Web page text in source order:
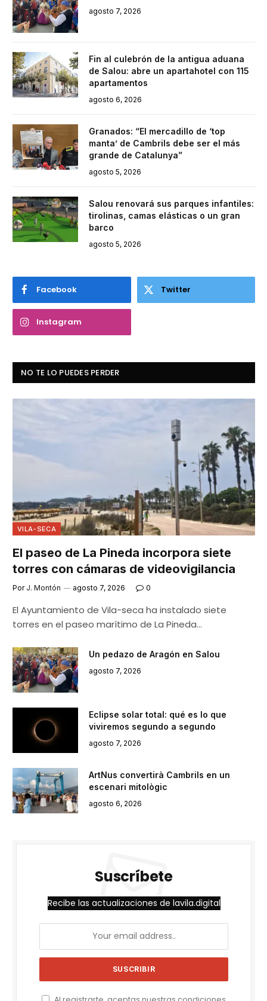
agosto 7, 2026
Fin al culebrón de la antigua aduana
de Salou: abre un apartahotel con 115
apartamentos
agosto 6, 2026
Granados: “El mercadillo de ‘top
manta’ de Cambrils debe ser el más
grande de Catalunya”
agosto 5, 2026
Salou renovará sus parques infantiles:
tirolinas, camas elásticas o un gran
barco
agosto 5, 2026
Facebook Twitter
Instagram
NO TE LO PUEDES PERDER
VILA-SECA
El paseo de La Pineda incorpora siete
torres con cámaras de videovigilancia
Por J. Montón agosto 7, 2026 0
El Ayuntamiento de Vila-seca ha instalado siete
torres en el paseo marítimo de La Pineda…
Un pedazo de Aragón en Salou
agosto 7, 2026
Eclipse solar total: qué es lo que
viviremos segundo a segundo
agosto 7, 2026
ArtNus convertirà Cambrils en un
escenari mitològic
agosto 6, 2026
Suscríbete
Recibe las actualizaciones de lavila.digital